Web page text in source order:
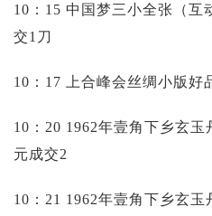
10：15 中国梦三小全张（互
交1刀
10：17 上合峰会丝绸小版好
10：20 1962年壹角下乡玄
元成交2
10：21 1962年壹角下乡玄